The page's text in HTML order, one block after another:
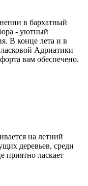
в бархатный
- уютный
В конце лета и в
Адриатики
вам обеспечено.
на летний
деревьев, среди
приятно ласкает